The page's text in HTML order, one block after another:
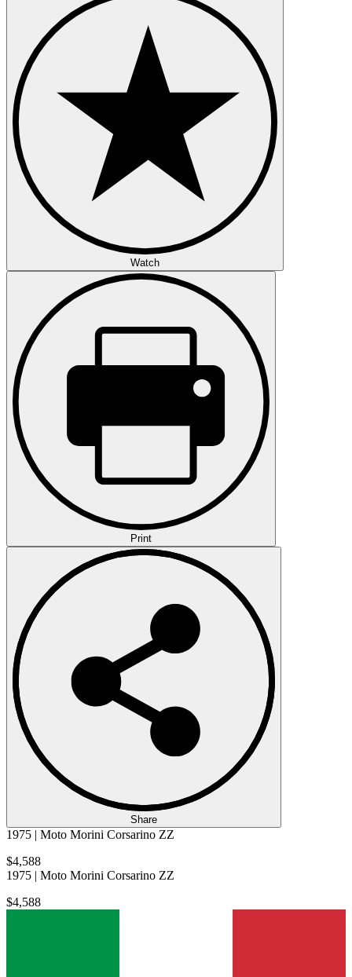
Watch
Print
Share
1975 | Moto Morini Corsarino ZZ
$4,588
1975 | Moto Morini Corsarino ZZ
$4,588